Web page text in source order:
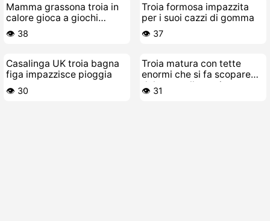
Mamma grassona troia in
calore gioca a giochi
sporchi
👁️ 38
Troia formosa impazzita
per i suoi cazzi di gomma
👁️ 37
Casalinga UK troia bagna
figa impazzisce pioggia
👁️ 30
Troia matura con tette
enormi che si fa scopare
dal suo stallone giovane
👁️ 31